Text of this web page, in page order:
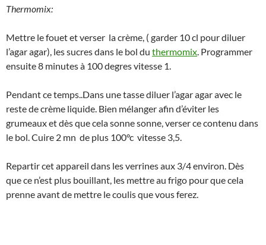
Thermomix:
Mettre le fouet et verser la crème, ( garder 10 cl pour diluer
l’agar agar), les sucres dans le bol du thermomix. Programmer
ensuite 8 minutes à 100 degres vitesse 1.
Pendant ce temps..Dans une tasse diluer l’agar agar avec le
reste de crème liquide. Bien mélanger afin d’éviter les
grumeaux et dès que cela sonne sonne, verser ce contenu dans
le bol. Cuire 2 mn de plus 100°c vitesse 3,5.
Repartir cet appareil dans les verrines aux 3/4 environ. Dès
que ce n’est plus bouillant, les mettre au frigo pour que cela
prenne avant de mettre le coulis que vous ferez.